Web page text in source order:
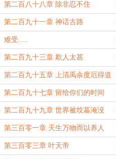
第二百八十八章 除非忍不住
第二百九十一章 神话古路
难受.....
第二百九十三章 欺人太甚
第二百九十五章 上清禹余度厄得道
宝录
第二百九十七章 留给你们的时间
不多了
第二百九十九章 世界被坟墓淹没
第三百零一章 天生万物而以养人
第三百零三章 叶天帝